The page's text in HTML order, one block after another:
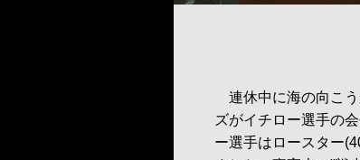
連休中に海の向こう
ズがイチロー選手の
ー選手はロースター